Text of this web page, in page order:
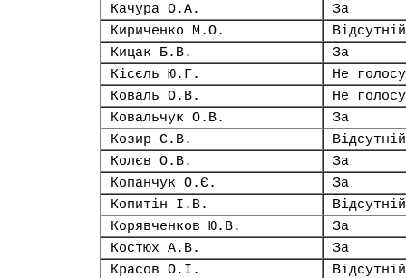
Качура О.А.
За
Кириченко М.О.
Відсутній
Кицак Б.В.
За
Кісєль Ю.Г.
Не
Коваль О.В.
Не
Ковальчук О.В.
За
Козир С.В.
Відсутній
Колєв О.В.
За
Копанчук О.Є.
За
Копитін І.В.
Відсутній
Корявченков Ю.В.
За
Костюх А.В.
За
Красов О.І.
Відсутній